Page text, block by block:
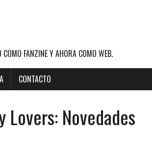
FANZINE Y AHORA COMO WEB.
CONTACTO
Lovers: Novedades